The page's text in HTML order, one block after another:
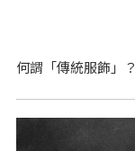
何謂「傳統服飾」？